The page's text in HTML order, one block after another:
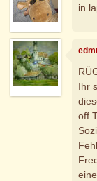
in
Ihr
off